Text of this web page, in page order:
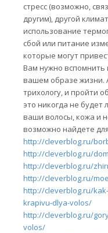
стресс (возможно,
другим), другой
использование
сбой или питание
которые могут
Вам нужно вспомнить
вашем образе жизни.
трихологу, и пройти
это никогда не
ваши волосы, кожа и
возможно найдете
http://cleverblog.ru/
http://cleverblog.ru/
http://cleverblog.ru/
http://cleverblog.ru/
http://cleverblog.ru/
krapivu-dlya-volos/
http://cleverblog.ru/
volos/